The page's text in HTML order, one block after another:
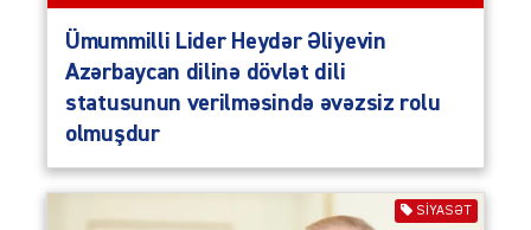
Ümummilli Lider Heydər Əliyevin
Azərbaycan dilinə dövlət dili
statusunun verilməsində əvəzsiz rolu
olmuşdur
SIYASƏT